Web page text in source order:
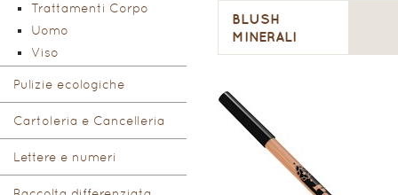
Trattamenti Corpo
Uomo
Viso
Pulizie ecologiche
Cartoleria e Cancelleria
Lettere e numeri
BLUSH
MINERALI